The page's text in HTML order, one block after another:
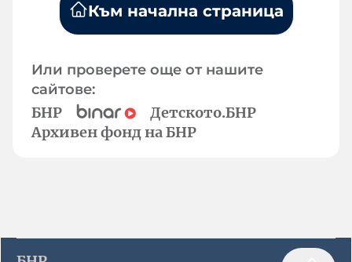
Към начална страница
Или проверете още от нашите
сайтове:
БНР
Детското.БНР
Архивен фонд на БНР